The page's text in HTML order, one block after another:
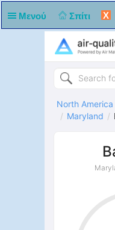
Μενού Σπίτι X